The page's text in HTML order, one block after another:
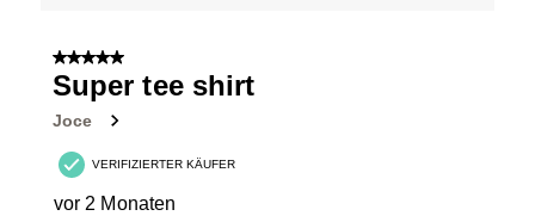
5 von 5 Sternen.
Super tee shirt
Joce
VERIFIZIERTER KÄUFER
vor 2 Monaten